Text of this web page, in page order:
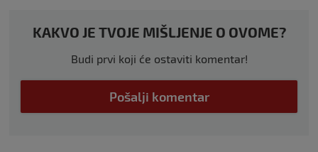
KAKVO JE TVOJE MIŠLJENJE O OVOME?
Budi prvi koji će ostaviti komentar!
Pošalji komentar